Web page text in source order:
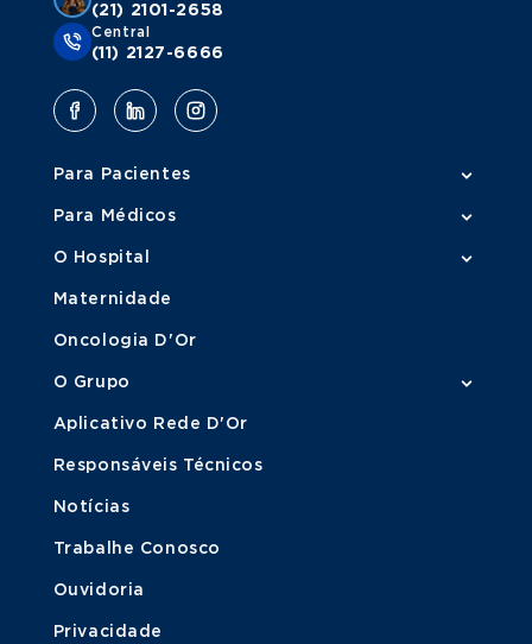
(21) 2101-2658
Central
(11) 2127-6666
Para Pacientes
Para Médicos
O Hospital
Maternidade
Oncologia D'Or
O Grupo
Aplicativo Rede D'Or
Responsáveis Técnicos
Notícias
Trabalhe Conosco
Ouvidoria
Privacidade